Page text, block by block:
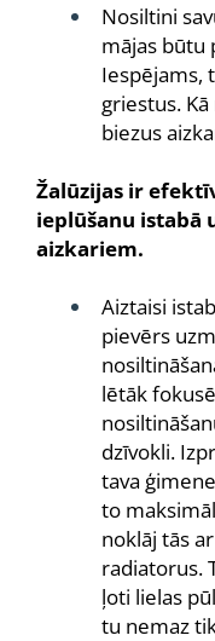
Nosiltini
mājas būtu
Iespējams,
griestus.
biezus
Žalūzijas ir
ieplūšanu istabā
aizkariem.
Aiztaisi
pievērs
lētāk
dzīvokli.
tava
to
noklāj tās
radiatorus.
ļoti lielas
tu nemaz